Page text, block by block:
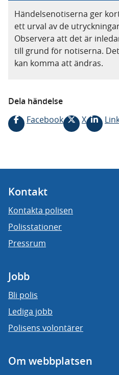
Händelsenotiserna ger
ett urval av de
Observera att det är
till grund för notiserna.
kan komma att ändras.
Dela händelse
Facebook
X
Kontakt
Kontakta polisen
Polisstationer
Pressrum
Jobb
Bli polis
Lediga jobb
Polisens volontärer
Om webbplatsen